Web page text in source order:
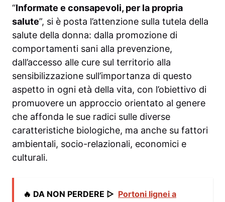
“Informate e consapevoli, per la propria
salute”, si è posta l’attenzione sulla tutela della
salute della donna: dalla promozione di
comportamenti sani alla prevenzione,
dall’accesso alle cure sul territorio alla
sensibilizzazione sull’importanza di questo
aspetto in ogni età della vita, con l’obiettivo di
promuovere un approccio orientato al genere
che affonda le sue radici sulle diverse
caratteristiche biologiche, ma anche su fattori
ambientali, socio-relazionali, economici e
culturali.
🔥 DA NON PERDERE ▷ Portoni lignei a